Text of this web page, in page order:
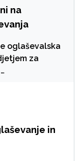
na
oglaševalska
za
in